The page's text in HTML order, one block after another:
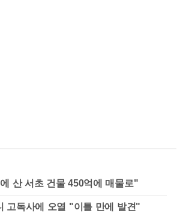
산 서초 건물 450억에 매물로"
고독사에 오열 "이틀 만에 발견"